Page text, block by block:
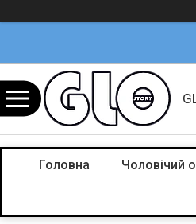
Головна Чоловічий